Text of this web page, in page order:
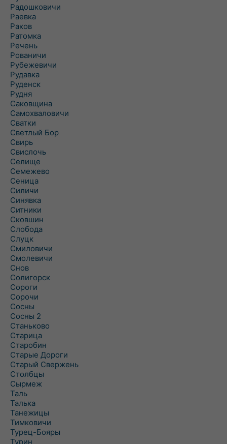
Радошковичи
Раевка
Раков
Ратомка
Речень
Рованичи
Рубежевичи
Рудавка
Руденск
Рудня
Саковщина
Самохваловичи
Сватки
Светлый Бор
Свирь
Свислочь
Селище
Семежево
Сеница
Силичи
Синявка
Ситники
Сковшин
Слобода
Слуцк
Смиловичи
Смолевичи
Снов
Солигорск
Сороги
Сорочи
Сосны
Сосны 2
Станьково
Старица
Старобин
Старые Дороги
Старый Свержень
Столбцы
Сырмеж
Таль
Талька
Танежицы
Тимковичи
Турец-Бояры
Турин